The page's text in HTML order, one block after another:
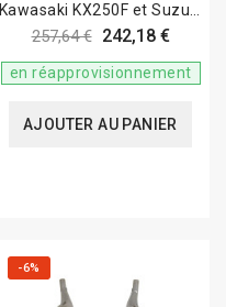
Kawasaki KX250F et Suzuki
250 RMZ
257,64 € 242,18 €
en réapprovisionnement
AJOUTER AU PANIER
-6%